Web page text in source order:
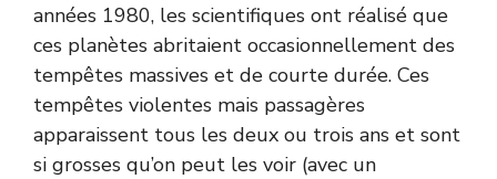
années 1980, les scientifiques ont réalisé que
ces planètes abritaient occasionnellement des
tempêtes massives et de courte durée. Ces
tempêtes violentes mais passagères
apparaissent tous les deux ou trois ans et sont
si grosses qu’on peut les voir (avec un